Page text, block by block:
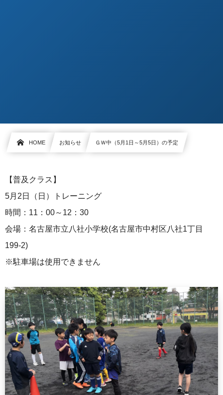
HOME お知らせ ＧＷ中（5月1日～5月5日）の予定
【普及クラス】
5月2日（日）トレーニング
時間：11：00～12：30
会場：名古屋市立八社小学校(名古屋市中村区八社1丁目
199-2)
※駐車場は使用できません